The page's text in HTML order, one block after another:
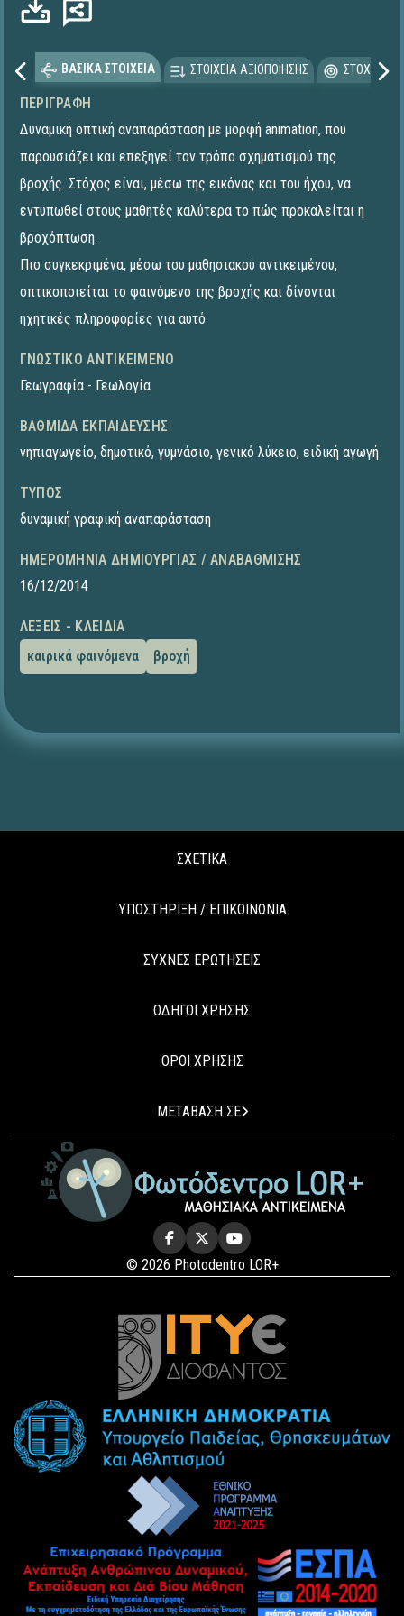
ΒΑΣΙΚΑ ΣΤΟΙΧΕΙΑ ΣΤΟΙΧΕΙΑ ΑΞΙΟΠΟΙΗΣΗΣ
ΠΕΡΙΓΡΑΦΉ
Δυναμική οπτική αναπαράσταση με μορφή animation, που
παρουσιάζει και επεξηγεί τον τρόπο σχηματισμού της
βροχής. Στόχος είναι, μέσω της εικόνας και του ήχου, να
εντυπωθεί στους μαθητές καλύτερα το πώς προκαλείται η
βροχόπτωση.
Πιο συγκεκριμένα, μέσω του μαθησιακού αντικειμένου,
οπτικοποιείται το φαινόμενο της βροχής και δίνονται
ηχητικές πληροφορίες για αυτό.
ΓΝΩΣΤΙΚΌ ΑΝΤΙΚΕΊΜΕΝΟ
Γεωγραφία - Γεωλογία
ΒΑΘΜΊΔΑ ΕΚΠΑΊΔΕΥΣΗΣ
νηπιαγωγείο, δημοτικό, γυμνάσιο, γενικό λύκειο, ειδική αγωγή
ΤΎΠΟΣ
δυναμική γραφική αναπαράσταση
ΗΜΕΡΟΜΗΝΊΑ ΔΗΜΙΟΥΡΓΊΑΣ / ΑΝΑΒΆΘΜΙΣΗΣ
16/12/2014
ΛΈΞΕΙΣ - ΚΛΕΙΔΙΆ
καιρικά φαινόμενα
βροχή
ΣΧΕΤΙΚΑ
ΥΠΟΣΤΗΡΙΞΗ / ΕΠΙΚΟΙΝΩΝΙΑ
ΣΥΧΝΕΣ ΕΡΩΤΗΣΕΙΣ
ΟΔΗΓΟΙ ΧΡΗΣΗΣ
ΟΡΟΙ ΧΡΗΣΗΣ
ΜΕΤΑΒΑΣΗ ΣΕ
© 2026 Photodentro LOR+